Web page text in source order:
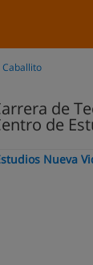
Caballito
de
de
Nueva